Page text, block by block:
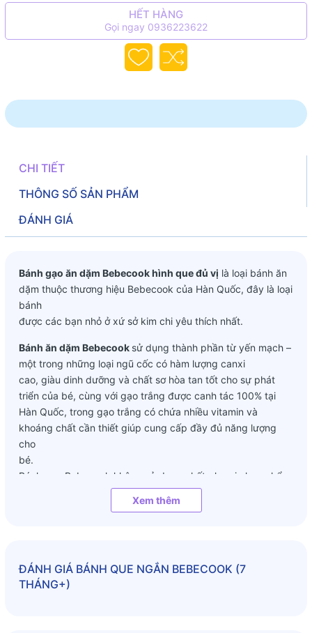
HẾT HÀNG
Gọi ngay 0936223622
CHI TIẾT
THÔNG SỐ SẢN PHẨM
ĐÁNH GIÁ
Bánh gạo ăn dặm Bebecook hình que đủ vị là loại bánh ăn
dặm thuộc thương hiệu Bebecook của Hàn Quốc, đây là loại
bánh
được các bạn nhỏ ở xứ sở kim chi yêu thích nhất.
Bánh ăn dặm Bebecook sử dụng thành phần từ yến mạch –
một trong những loại ngũ cốc có hàm lượng canxi
cao, giàu dinh dưỡng và chất sơ hòa tan tốt cho sự phát
triển của bé, cùng với gạo trắng được canh tác 100% tại
Hàn Quốc, trong gạo trắng có chứa nhiều vitamin và
khoáng chất cần thiết giúp cung cấp đầy đủ năng lượng
cho
bé.
Bánh que Bebecook không sử dụng chất phụ gia hay phẩm
màu nhân tạo mà bánh có màu sắc tự nhiên của rau
củ, hoa quả nên mẹ hoàn toàn yên tâm sử dụng cho bé yêu
cầm và rèn luyện khả năng nắm bắt đồ vật cho bé. Bánh
que Bebecook giòn rụn, dễ tan trong miệng, bé có thể ăn
Xem thêm
ĐÁNH GIÁ BÁNH QUE NGẮN BEBECOOK (7
THÁNG+)